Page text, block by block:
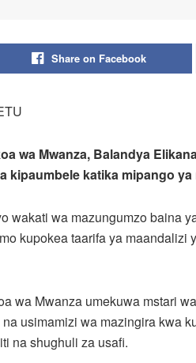
Share on Facebook
wa Mwanza, Balandya
kipaumbele katika mipango
wakati wa mazungumzo baina
kupokea taarifa ya
wa Mwanza umekuwa mstari
usimamizi wa mazingira kwa
na shughuli za usafi.